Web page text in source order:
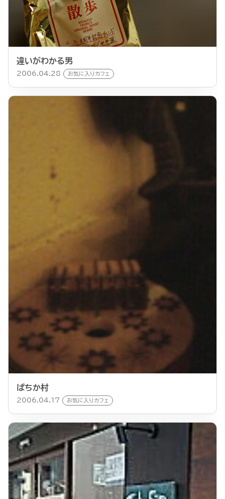
違いがわかる男
2006.04.28 お気に入りカフェ
ぱちか村
2006.04.17 お気に入りカフェ